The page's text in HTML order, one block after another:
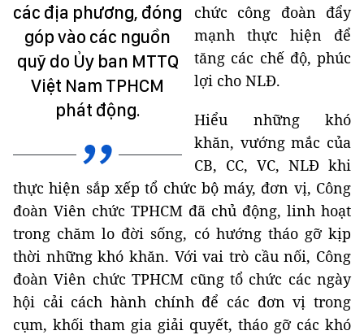
các địa phương, đóng
góp vào các nguồn
quỹ do Ủy ban MTTQ
Việt Nam TPHCM
phát động.
chức công đoàn đẩy
mạnh thực hiện để
tăng các chế độ, phúc
lợi cho NLĐ.
Hiểu những khó
khăn, vướng mắc của
CB, CC, VC, NLĐ khi
thực hiện sắp xếp tổ chức bộ máy, đơn vị, Công
đoàn Viên chức TPHCM đã chủ động, linh hoạt
trong chăm lo đời sống, có hướng tháo gỡ kịp
thời những khó khăn. Với vai trò cầu nối, Công
đoàn Viên chức TPHCM cũng tổ chức các ngày
hội cải cách hành chính để các đơn vị trong
cụm, khối tham gia giải quyết, tháo gỡ các khó